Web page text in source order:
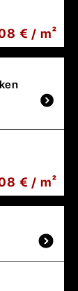
€ / m²
€ / m²